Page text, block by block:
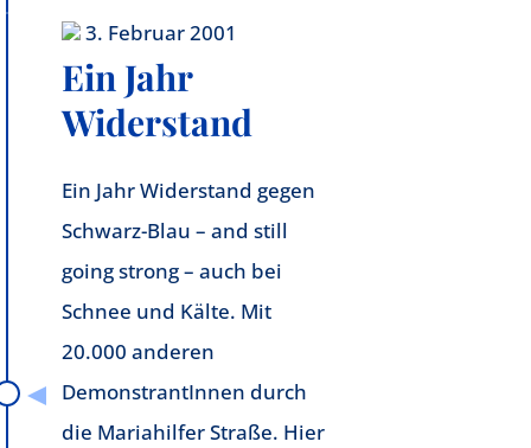
3. Februar 2001
Ein Jahr
Widerstand
Ein Jahr Widerstand gegen
Schwarz-Blau – and still
going strong – auch bei
Schnee und Kälte. Mit
20.000 anderen
DemonstrantInnen durch
die Mariahilfer Straße. Hier